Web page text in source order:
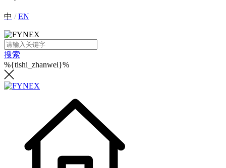
中 /EN
搜索
%{tishi_zhanwei}%